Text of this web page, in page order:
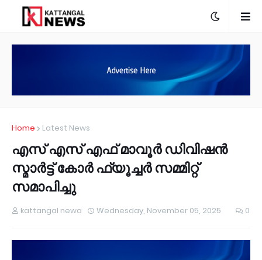
Home Latest News
എസ് എസ് എഫ് മാവൂർ ഡിവിഷൻ
സ്മാർട്ട്‌ കോർ ഫ്യൂച്ചർ സമ്മിറ്റ്
സമാപിച്ചു
kattangal newa Wednesday, November 05, 2025 0